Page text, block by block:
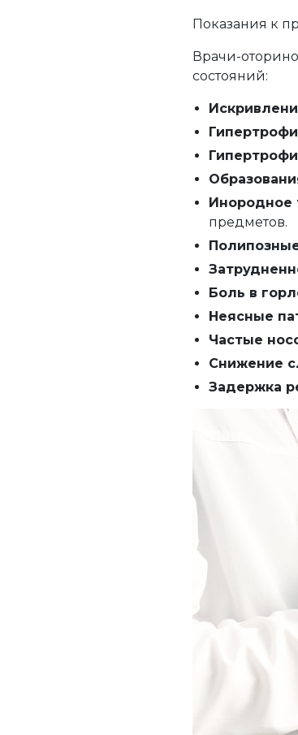
Показания к
Врачи-
состояний:
Инородное
предметов.
Боль в
Неясные
Частые
Снижение
Задержка